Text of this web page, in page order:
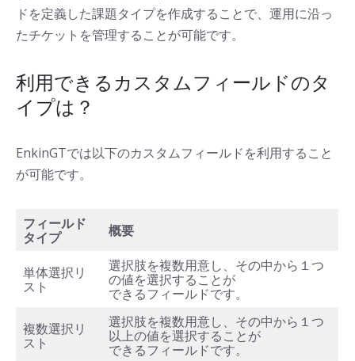
ドを定義した課題タイプを作成することで、運用に沿っ
たチケットを管理することが可能です。
利用できるカスタムフィールドのタ
イプは？
EnkinGTでは以下のカスタムフィールドを利用すること
が可能です。
フィールド
タイプ
概要
単体選択リ
スト
選択肢を複数用意し、その中から１つ
の値を選択することが
できるフィールドです。
複数選択リ
スト
選択肢を複数用意し、その中から１つ
以上の値を選択することが
できるフィールドです。